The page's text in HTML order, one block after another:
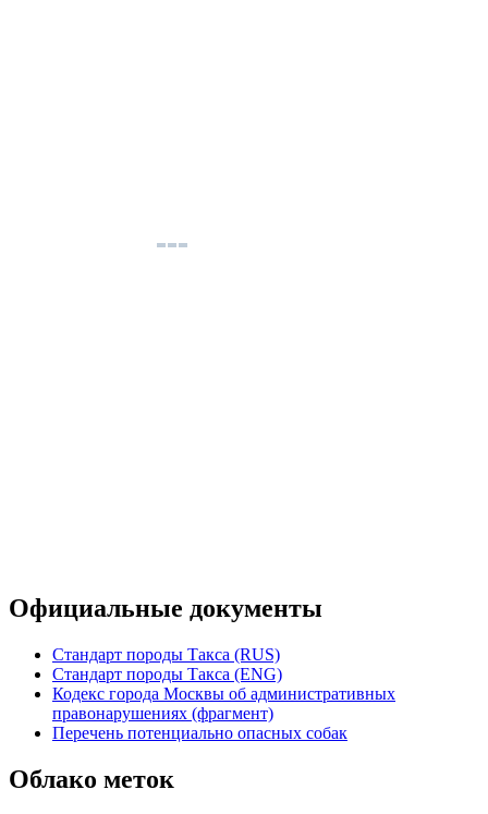
Официальные документы
Стандарт породы Такса (RUS)
Стандарт породы Такса (ENG)
Кодекс города Москвы об административных
правонарушениях (фрагмент)
Перечень потенциально опасных собак
Облако меток